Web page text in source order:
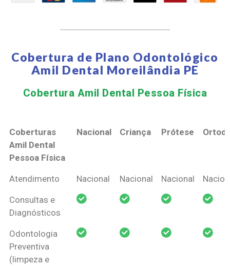
Cobertura de Plano Odontológico
Amil Dental Moreilândia PE
Cobertura Amil Dental Pessoa Física​
Coberturas
Amil Dental
Pessoa Física
Nacional Criança Prótese
Coberturas
Pessoa Física
Nacional Criança Prótese
Atendimento Nacional Nacional Nacional
Consultas e
Diagnósticos
Odontologia
Preventiva
(limpeza e